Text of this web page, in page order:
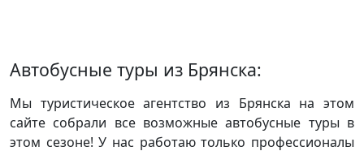
Автобусные туры из Брянска:
Мы туристическое агентство из Брянска на этом
сайте собрали все возможные автобусные туры в
этом сезоне! У нас работаю только профессионалы